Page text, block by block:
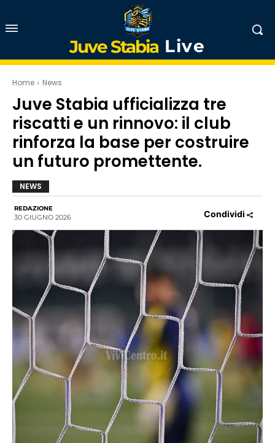
Juve Stabia Live
Home News
Juve Stabia ufficializza tre
riscatti e un rinnovo: il club
rinforza la base per costruire
un futuro promettente.
NEWS
REDAZIONE
30 GIUGNO 2026 Condividi